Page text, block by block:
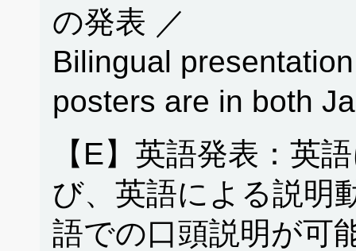
の発表 ／
Bilingual
posters are in both
【E】英語発表：英
び、英語による説明
語での口頭説明が可